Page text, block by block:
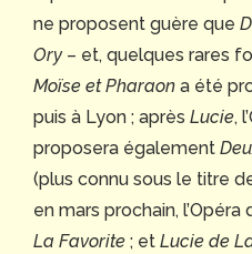
ne proposent guère que
Ory – et, quelques rares
Moïse et Pharaon a été
puis à Lyon ; après Lucie,
proposera également
(plus connu sous le titre
en mars prochain,
La Favorite ; et Lucie de